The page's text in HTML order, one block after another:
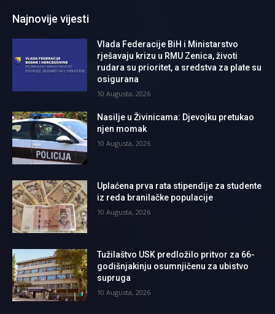
Najnovije vijesti
Vlada Federacije BiH i Ministarstvo
rješavaju krizu u RMU Zenica, životi
rudara su prioritet, a sredstva za plate su
osigurana
10 Augusta, 2026
Nasilje u Živinicama: Djevojku pretukao
njen momak
10 Augusta, 2026
Uplaćena prva rata stipendije za studente
iz reda branilačke populacije
10 Augusta, 2026
Tužilaštvo USK predložilo pritvor za 66-
godišnjakinju osumnjičenu za ubistvo
supruga
10 Augusta, 2026